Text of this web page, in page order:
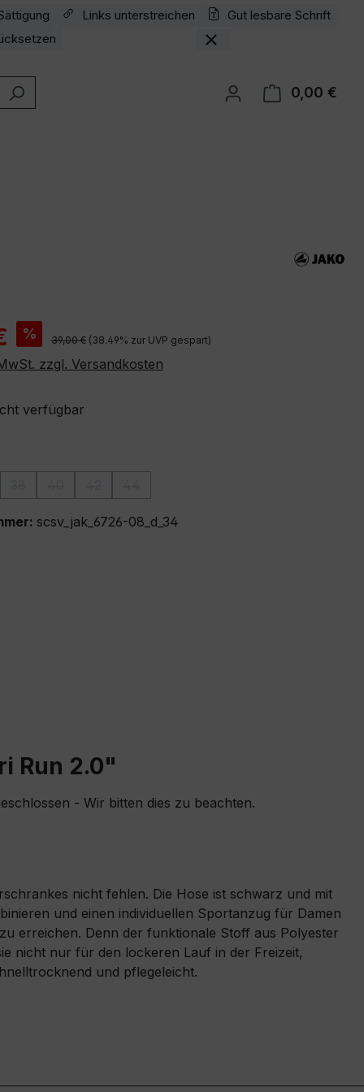
Links unterstreichen
Gut lesbare Schrift
0,00 €
% Regulärer Preis:
39,00 € (38.49% zur UVP gespart)
zzgl. Versandkosten
verfügbar
ist zurzeit nicht verfügbar.)
scsv_jak_6726-08_d_34
Run 2.0"
- Wir bitten dies zu beachten.
nicht fehlen. Die Hose ist schwarz und mit
und einen individuellen Sportanzug für Damen
erreichen. Denn der funktionale Stoff aus Polyester
nicht nur für den lockeren Lauf in der Freizeit,
und pflegeleicht.